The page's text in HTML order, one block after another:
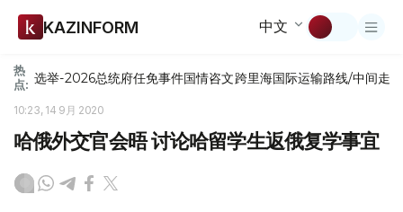
KAZINFORM 中文
热
点: 选举-2026总统府任免事件国情咨文跨里海国际运输路线/中间走廊
10:23, 14 9月 2020
哈俄外交官会晤 讨论哈留学生返俄复学事宜